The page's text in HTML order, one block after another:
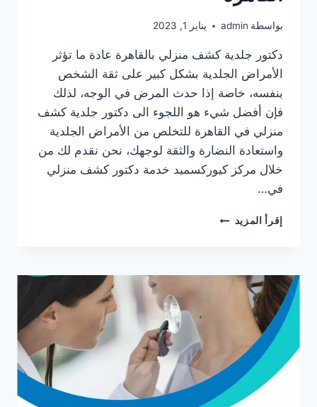
بواسطة admin يناير 1, 2023
دكتور جلدية كشف منزلي بالقاهرة عادة ما تؤثر
الأمراض الجلدية بشكل كبير على ثقة الشخص
بنفسه، خاصة إذا حدث المرض في الوجه، لذلك
فإن أفضل شيء هو اللجوء الى دكتور جلدية كشف
منزلي في القاهرة للتخلص من الأمراض الجلدية
واستعادة النضارة والثقة لوجهك، نحن نقدم لك من
خلال مركز كيوركسميد خدمة دكتور كشف منزلي
في…
إقرأ المزيد دكتور
في